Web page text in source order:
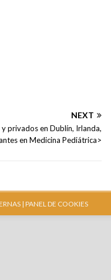
NEXT
privados en Dublín, Irlanda,
en Medicina Pediátrica>
| PANEL DE COOKIES